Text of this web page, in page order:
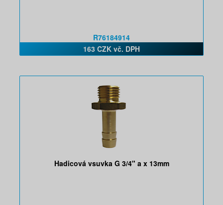
R76184914
163 CZK vč. DPH
Hadicová vsuvka G 3/4" a x 13mm